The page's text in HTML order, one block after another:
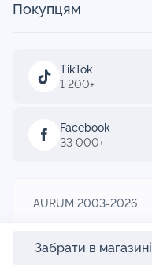
Забрати в магазині
TikTok
1 200+
Facebook
33 000+
Покупцям
AURUM 2003-2026